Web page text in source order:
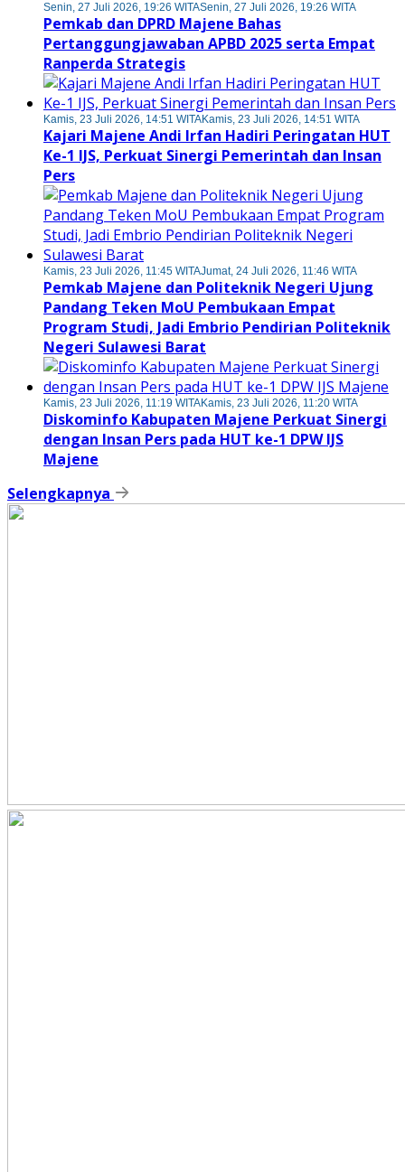
Senin, 27 Juli 2026, 19:26 WITASenin, 27 Juli 2026, 19:26 WITA
Pemkab dan DPRD Majene Bahas
Pertanggungjawaban APBD 2025 serta Empat
Ranperda Strategis
Kamis, 23 Juli 2026, 14:51 WITAKamis, 23 Juli 2026, 14:51 WITA
Kajari Majene Andi Irfan Hadiri Peringatan HUT
Ke-1 IJS, Perkuat Sinergi Pemerintah dan Insan
Pers
Kamis, 23 Juli 2026, 11:45 WITAJumat, 24 Juli 2026, 11:46 WITA
Pemkab Majene dan Politeknik Negeri Ujung
Pandang Teken MoU Pembukaan Empat
Program Studi, Jadi Embrio Pendirian Politeknik
Negeri Sulawesi Barat
Kamis, 23 Juli 2026, 11:19 WITAKamis, 23 Juli 2026, 11:20 WITA
Diskominfo Kabupaten Majene Perkuat Sinergi
dengan Insan Pers pada HUT ke-1 DPW IJS
Majene
Selengkapnya